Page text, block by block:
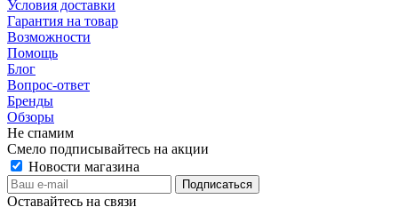
Условия доставки
Гарантия на товар
Возможности
Помощь
Блог
Вопрос-ответ
Бренды
Обзоры
Не спамим
Смело подписывайтесь на акции
Новости магазина
Оставайтесь на связи